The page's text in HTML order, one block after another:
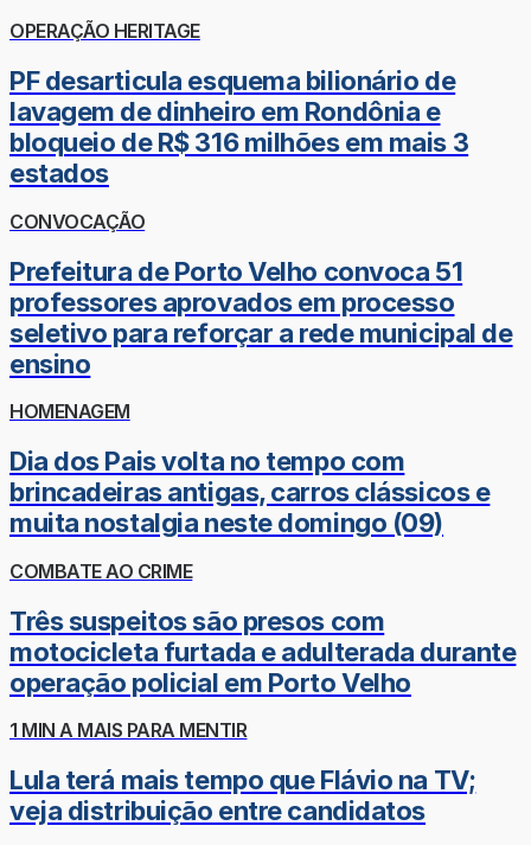
OPERAÇÃO HERITAGE
PF desarticula esquema bilionário de
lavagem de dinheiro em Rondônia e
bloqueio de R$ 316 milhões em mais 3
estados
CONVOCAÇÃO
Prefeitura de Porto Velho convoca 51
professores aprovados em processo
seletivo para reforçar a rede municipal de
ensino
HOMENAGEM
Dia dos Pais volta no tempo com
brincadeiras antigas, carros clássicos e
muita nostalgia neste domingo (09)
COMBATE AO CRIME
Três suspeitos são presos com
motocicleta furtada e adulterada durante
operação policial em Porto Velho
1 MIN A MAIS PARA MENTIR
Lula terá mais tempo que Flávio na TV;
veja distribuição entre candidatos